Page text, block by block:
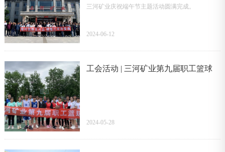
三河矿业庆祝端午节主题活动圆满完成。
2024-06-12
工会活动 | 三河矿业第九届职工篮球
2024-05-28